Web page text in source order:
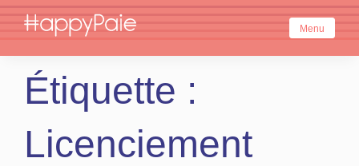
Menu
Étiquette :
Licenciement